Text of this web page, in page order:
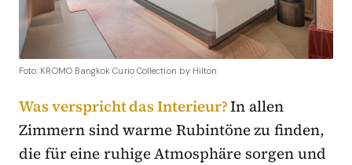
Foto: KROMO Bangkok Curio Collection by Hilton
Was verspricht das Interieur?In allen
Zimmern sind warme Rubintöne zu finden,
die für eine ruhige Atmosphäre sorgen und